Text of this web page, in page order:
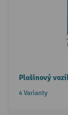
Plošinový
4 Varianty